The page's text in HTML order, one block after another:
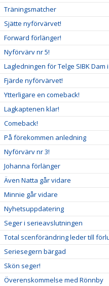
Träningsmatcher
Sjätte nyförvärvet!
Forward förlänger!
Nyförvärv nr 5!
Lagledningen för Telge SIBK
Fjärde nyförvärvet!
Ytterligare en comeback!
Lagkaptenen klar!
Comeback!
På förekommen anledning
Nyförvärv nr 3!
Johanna förlänger
Även Natta går vidare
Minnie går vidare
Nyhetsuppdatering
Seger i serieavslutningen
Total scenförändring leder till
Seriesegern bärgad
Skön seger!
Överenskommelse med Rönnby